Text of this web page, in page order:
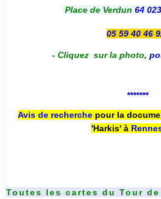
Place de Verdun 64
05 59 40 46
- Cliquez sur la photo,
*******
Avis de recherche pour la
'Harkis' à
Toutes les cartes du Tour de